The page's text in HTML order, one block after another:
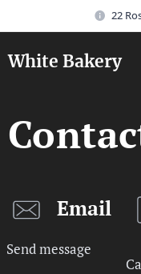
22
White Bakery
Email
Send message